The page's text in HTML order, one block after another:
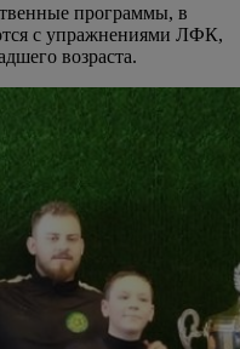
программы, в
с упражнениями ЛФК,
возраста.